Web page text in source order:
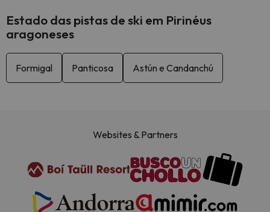
Estado das pistas de ski em Pirinéus
aragoneses
Formigal Panticosa Astún e Candanchú
Websites & Partners